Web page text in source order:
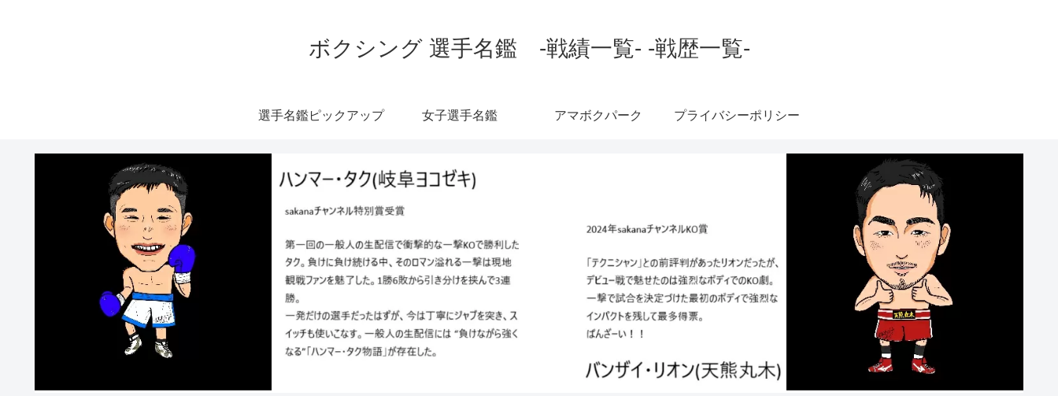
ボクシング 選手名鑑 -戦績一覧- -戦歴一覧-
選手名鑑ピックアップ 女子選手名鑑 アマボクパーク プライバシーポリシー